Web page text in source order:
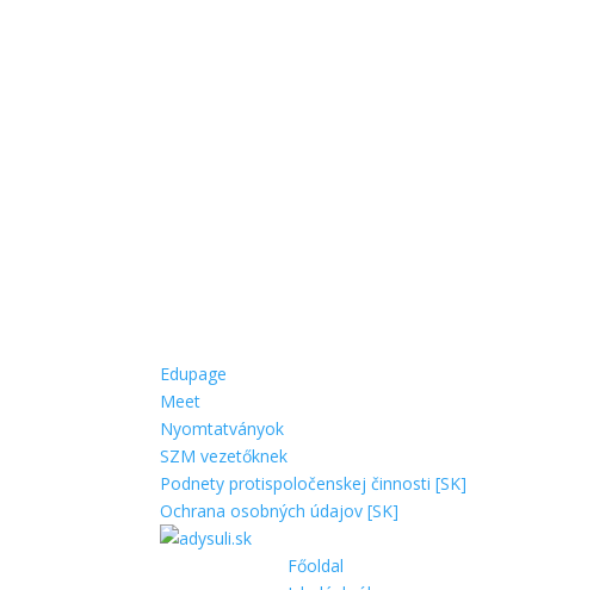
Edupage
Meet
Nyomtatványok
SZM vezetőknek
Podnety protispoločenskej činnosti [SK]
Ochrana osobných údajov [SK]
Főoldal